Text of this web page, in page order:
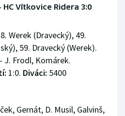
HC Vítkovice Ridera 3:0
Werek (Dravecký), 49.
59. Dravecký (Werek).
J. Frodl, Komárek.
1:0. Diváci: 5400
Gernát, D. Musil, Galvinš,